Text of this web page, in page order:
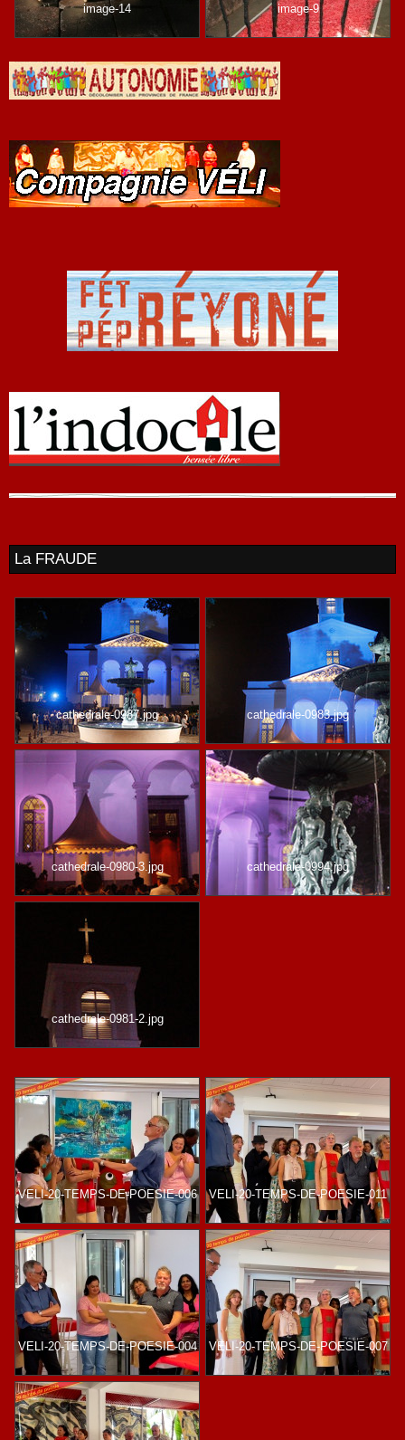
image-14 image-9
La FRAUDE
cathedrale-0987.jpg cathedrale-0983.jpg
cathedrale-0980-3.jpg cathedrale-0994.jpg
cathedrale-0981-2.jpg
VELI-20-TEMPS-DE-POESIE-006 VELI-20-TEMPS-DE-POESIE-011
VELI-20-TEMPS-DE-POESIE-004 VELI-20-TEMPS-DE-POESIE-007